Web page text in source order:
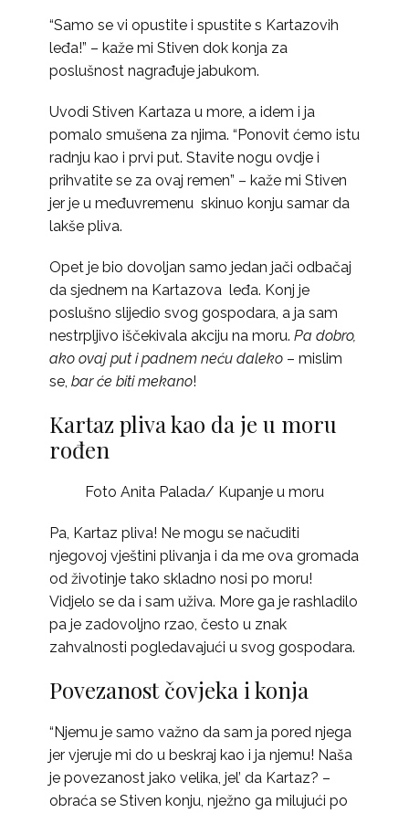
“Samo se vi opustite i spustite s Kartazovih
leđa!” – kaže mi Stiven dok konja za
poslušnost nagrađuje jabukom.
Uvodi Stiven Kartaza u more, a idem i ja
pomalo smušena za njima. “Ponovit ćemo istu
radnju kao i prvi put. Stavite nogu ovdje i
prihvatite se za ovaj remen” – kaže mi Stiven
jer je u međuvremenu skinuo konju samar da
lakše pliva.
Opet je bio dovoljan samo jedan jači odbačaj
da sjednem na Kartazova leđa. Konj je
poslušno slijedio svog gospodara, a ja sam
nestrpljivo iščekivala akciju na moru. Pa dobro,
ako ovaj put i padnem neću daleko – mislim
se, bar će biti mekano!
Kartaz pliva kao da je u moru
rođen
Foto Anita Palada/ Kupanje u moru
Pa, Kartaz pliva! Ne mogu se načuditi
njegovoj vještini plivanja i da me ova gromada
od životinje tako skladno nosi po moru!
Vidjelo se da i sam uživa. More ga je rashladilo
pa je zadovoljno rzao, često u znak
zahvalnosti pogledavajući u svog gospodara.
Povezanost čovjeka i konja
“Njemu je samo važno da sam ja pored njega
jer vjeruje mi do u beskraj kao i ja njemu! Naša
je povezanost jako velika, jel’ da Kartaz? –
obraća se Stiven konju, nježno ga milujući po